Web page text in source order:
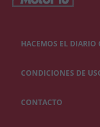
HACEMOS EL DIARIO
CONDICIONES DE
CONTACTO